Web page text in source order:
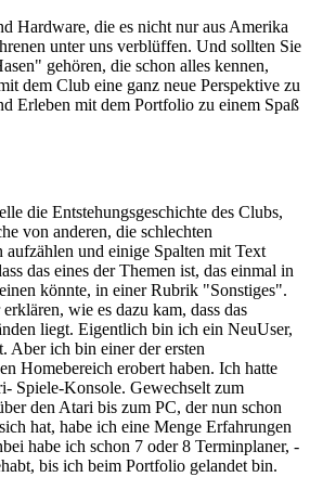
Hardware, die es nicht nur aus Amerika
unter uns verblüffen. Und sollten Sie
gehören, die schon alles kennen,
dem Club eine ganz neue Perspektive zu
Erleben mit dem Portfolio zu einem Spaß
die Entstehungsgeschichte des Clubs,
von anderen, die schlechten
aufzählen und einige Spalten mit Text
das eines der Themen ist, das einmal in
könnte, in einer Rubrik "Sonstiges".
wie es dazu kam, dass das
liegt. Eigentlich bin ich ein NeuUser,
Aber ich bin einer der ersten
Homebereich erobert haben. Ich hatte
Spiele-Konsole. Gewechselt zum
den Atari bis zum PC, der nun schon
hat, habe ich eine Menge Erfahrungen
habe ich schon 7 oder 8 Terminplaner, -
bis ich beim Portfolio gelandet bin.